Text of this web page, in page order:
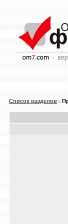
Список разделов